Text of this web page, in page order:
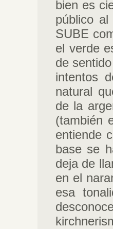
bien es
público
SUBE
el verde
de
intentos
natural
de la
(también
entiende
base se
deja de
en el
esa